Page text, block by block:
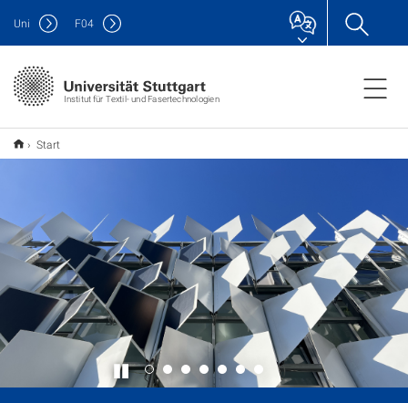
Institut für Textil- und Fasertechnologien
Uni F04
Start